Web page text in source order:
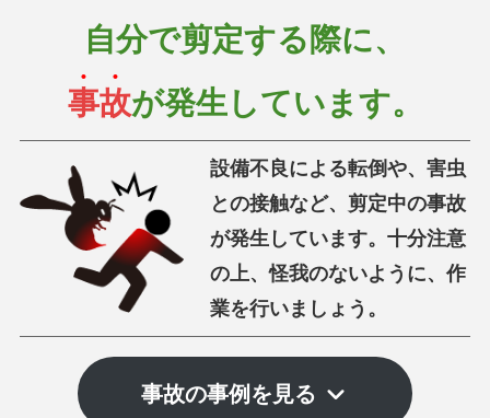
自分で剪定する際に、
事故が発生しています。
設備不良による転倒や、害虫
との接触など、剪定中の事故
が発生しています。十分注意
の上、怪我のないように、作
業を行いましょう。
事故の事例を見る